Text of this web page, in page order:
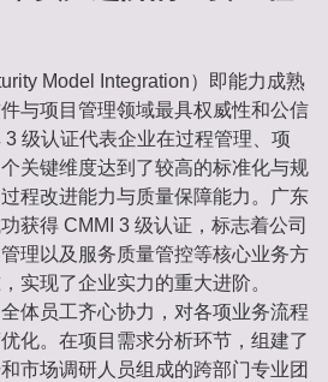
Model Integration）即能力成熟
与项目管理领域最具权威性和公信
级认证代表企业在过程管理、项
关键维度达到了较高的标准化与规
程改进能力与质量保障能力。广东
获得 CMMI 3 级认证，标志着公司
理以及服务质量管控等核心业务方
实现了企业实力的重大进阶。
体员工齐心协力，对各项业务流程
化。在项目需求分析环节，组建了
市场调研人员组成的跨部门专业团